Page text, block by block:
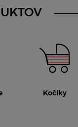
Kočíky